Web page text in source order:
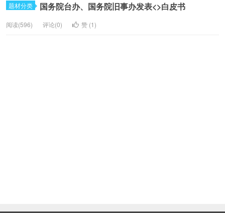
题材分类 国务院台办、国务院旧事办发表<>白皮书
阅读(596) 评论(0) 赞 (1)